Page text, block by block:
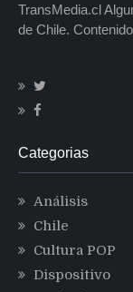
TransMedia.cl
de Chile.
Categorias
Análisis
Chile
Cultura POP
Dispositivo